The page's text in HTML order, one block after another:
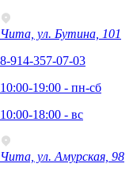
Чита, ул. Бутина, 101
8-914-357-07-03
10:00-19:00 - пн-сб
10:00-18:00 - вс
Чита, ул. Амурская, 98